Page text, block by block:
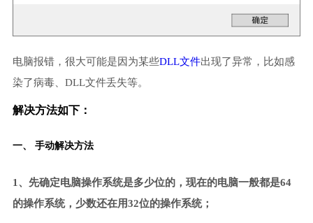
电脑报错，很大可能是因为某些DLL文件出现了异常，比如感
染了病毒、DLL文件丢失等。
解决方法如下：
一、 手动解决方法
1、先确定电脑操作系统是多少位的，现在的电脑一般都是64
的操作系统，少数还在用32位的操作系统；